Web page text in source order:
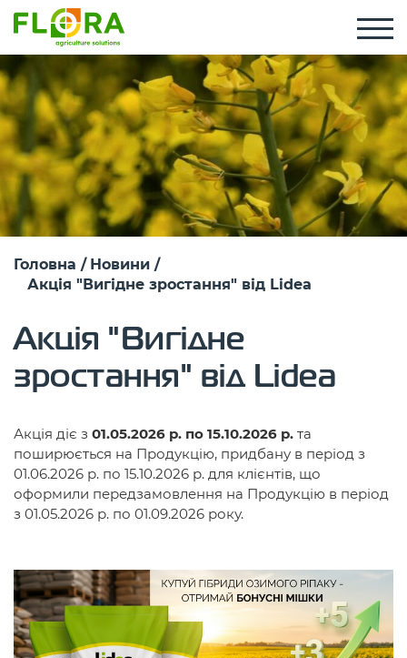
Головна
Новини
Акція "Вигідне зростання" від Lidea
Акція "Вигідне
зростання" від Lidea
Акція діє з 01.05.2026 р. по 15.10.2026 р. та
поширюється на Продукцію, придбану в період з
01.06.2026 р. по 15.10.2026 р. для клієнтів, що
оформили передзамовлення на Продукцію в період
з 01.05.2026 р. по 01.09.2026 року.